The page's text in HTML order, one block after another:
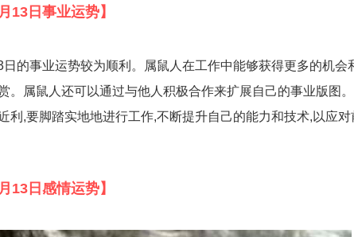
13日事业运势】
的事业运势较为顺利。属鼠人在工作中能够获得更多的机会
。属鼠人还可以通过与他人积极合作来扩展自己的事业版图
利,要脚踏实地地进行工作,不断提升自己的能力和技术,以应
13日感情运势】